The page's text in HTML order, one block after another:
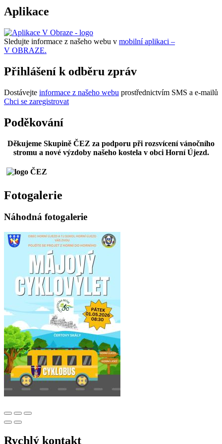
Aplikace
Sledujte informace z našeho webu v mobilní aplikaci –
V OBRAZE.
Přihlášení k odběru zpráv
Dostávejte informace z našeho webu prostřednictvím SMS a e-mailů
Chci se zaregistrovat
Poděkování
Děkujeme Skupině ČEZ za podporu při rozsvícení vánočního
stromu a nové výzdoby našeho kostela v obci Horní Újezd.
Fotogalerie
Náhodná fotogalerie
Rychlý kontakt